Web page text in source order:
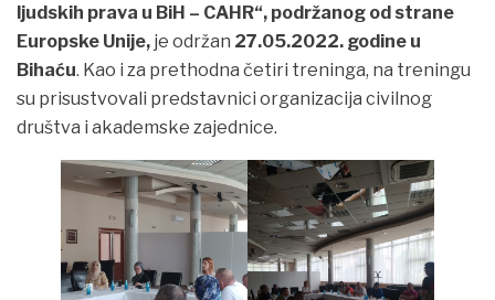
ljudskih prava u BiH – CAHR“, podržanog od strane
Europske Unije, je održan 27.05.2022. godine u
Bihaću. Kao i za prethodna četiri treninga, na treningu
su prisustvovali predstavnici organizacija civilnog
društva i akademske zajednice.